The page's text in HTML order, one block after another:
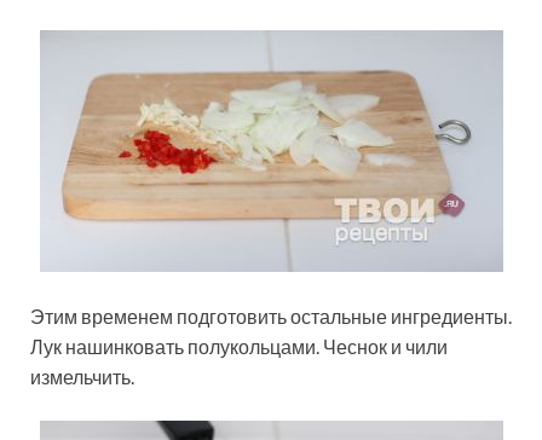
Этим временем подготовить остальные ингредиенты.
Лук нашинковать полукольцами. Чеснок и чили
измельчить.